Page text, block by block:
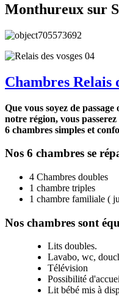
Monthureux sur
Chambres Relais
Que vous soyez de
notre région, vous
6 chambres simples et
Nos 6 chambres se
4 Chambres doubles
1 chambre triples
1 chambre familiale (
Nos chambres sont
Lits doubles.
Lavabo, wc,
Télévision
Possibilité
Lit bébé mis à